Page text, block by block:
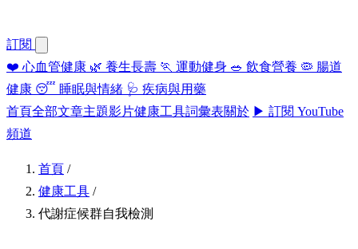
訂閱
❤️ 心血管健康 🌿 養生長壽 🏃 運動健身 🥗 飲食營養 🦠 腸道
健康 😴 睡眠與情緒 🩺 疾病與用藥
首頁全部文章主題影片健康工具詞彙表關於 ▶ 訂閱 YouTube
頻道
首頁 /
健康工具 /
代謝症候群自我檢測